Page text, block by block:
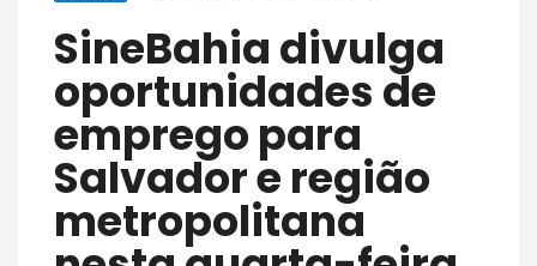
SineBahia divulga
oportunidades de
emprego para
Salvador e região
metropolitana